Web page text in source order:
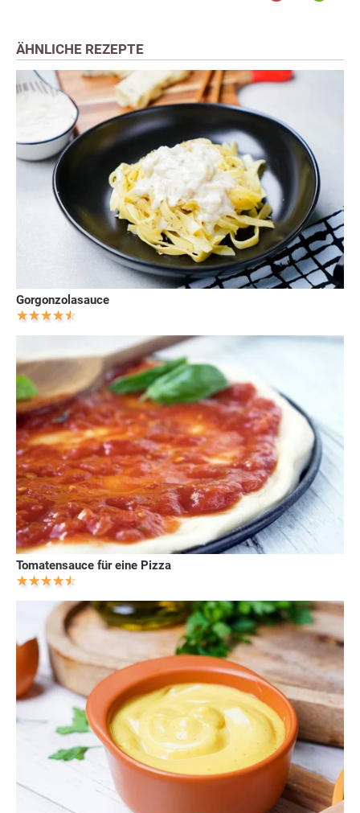
ÄHNLICHE REZEPTE
Gorgonzolasauce
Tomatensauce für eine Pizza